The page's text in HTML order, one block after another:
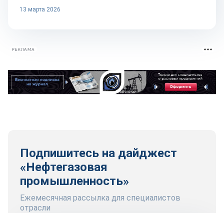
13 марта 2026
РЕКЛАМА
Подпишитесь на дайджест
«Нефтегазовая
промышленность»
Ежемесячная рассылка для специалистов
отрасли